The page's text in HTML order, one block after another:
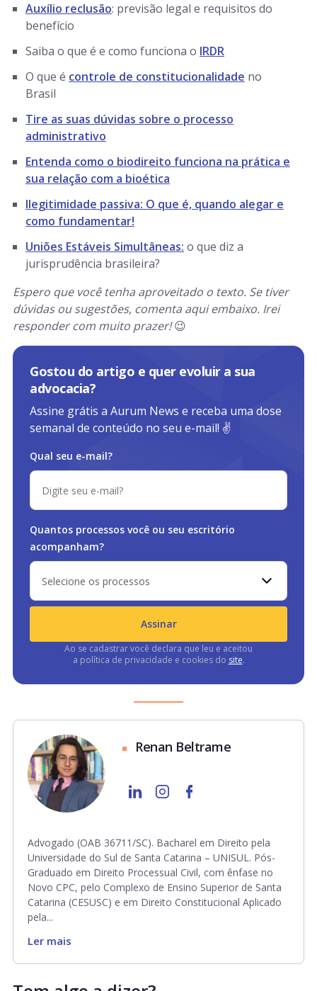
Auxílio reclusão: previsão legal e requisitos do
benefício
Saiba o que é e como funciona o IRDR
O que é controle de constitucionalidade no
Brasil
Tire as suas dúvidas sobre o processo
administrativo
Entenda como o biodireito funciona na prática e
sua relação com a bioética
Ilegitimidade passiva: O que é, quando alegar e
como fundamentar!
Uniões Estáveis Simultâneas: o que diz a
jurisprudência brasileira?
Espero que você tenha aproveitado o texto. Se tiver
dúvidas ou sugestões, comenta aqui embaixo. Irei
responder com muito prazer!😉
Gostou do artigo e quer evoluir a sua
advocacia?
Assine grátis a Aurum News e receba uma dose
semanal de conteúdo no seu e-mail! ✌️
Qual seu e-mail?
Quantos processos você ou seu escritório
acompanham?
Selecione os processos
Assinar
Ao se cadastrar você declara que leu e aceitou
a política de privacidade e cookies do site.
Renan Beltrame
Advogado (OAB 36711/SC). Bacharel em Direito pela
Universidade do Sul de Santa Catarina – UNISUL. Pós-
Graduado em Direito Processual Civil, com ênfase no
Novo CPC, pelo Complexo de Ensino Superior de Santa
Catarina (CESUSC) e em Direito Constitucional Aplicado
pela...
Ler mais